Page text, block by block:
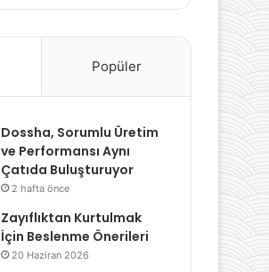
Popüler
Dossha, Sorumlu Üretim
ve Performansı Aynı
Çatıda Buluşturuyor
2 hafta önce
Zayıflıktan Kurtulmak
İçin Beslenme Önerileri
20 Haziran 2026